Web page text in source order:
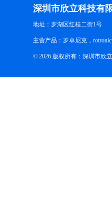
深圳市欣立科技有
地址：罗湖区红桂二街1号
主营产品：罗卓尼克，
© 2026 版权所有：深圳市欣